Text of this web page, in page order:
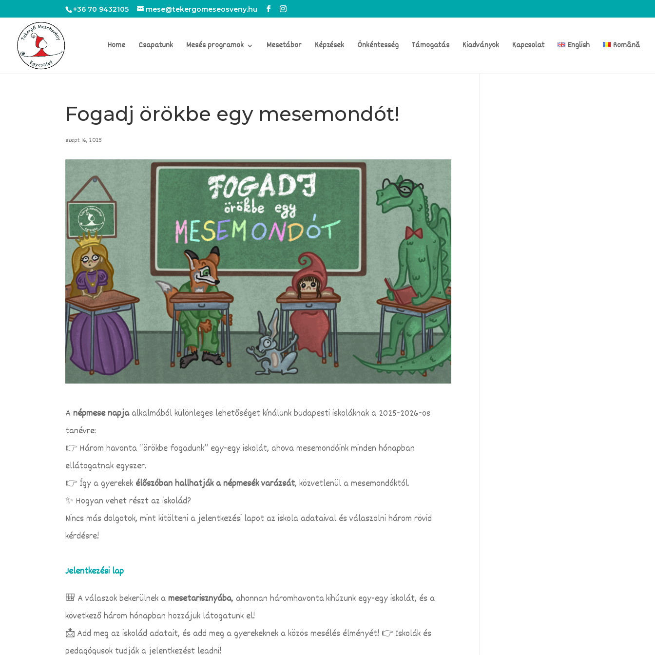
+36 70 9432105 mese@tekergomeseosveny.hu
Home Csapatunk Mesés programok Mesetábor Képzések Önkéntesség Támogatás Kiadványok Kapcsolat English Română
Fogadj örökbe egy mesemondót!
szept 16, 2025
Anépmese napjaalkalmából különleges lehetőséget kínálunk budapesti iskoláknak a 2025-2026-os
tanévre:
👉 Három havonta “örökbe fogadunk” egy-egy iskolát, ahova mesemondóink minden hónapban
ellátogatnak egyszer.
👉 Így a gyerekek élőszóban hallhatják a népmesék varázsát, közvetlenül a mesemondóktól.
✨ Hogyan vehet részt az iskolád?
Nincs más dolgotok, mint kitölteni a jelentkezési lapot az iskola adataival és válaszolni három rövid
kérdésre!
Jelentkezési lap
🎒 A válaszok bekerülnek amesetarisznyába, ahonnan háromhavonta kihúzunk egy-egy iskolát, és a
következő három hónapban hozzájuk látogatunk el!
📩 Add meg az iskolád adatait, és add meg a gyerekeknek a közös mesélés élményét! 👉 Iskolák és
pedagógusok tudják a jelentkezést leadni!